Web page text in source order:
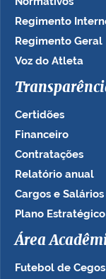
Regimento
Regimento Geral
Voz do Atleta
Certidões
Financeiro
Contratações
Relatório anual
Cargos e Salários
Plano Estratégico
Área
Futebol de Cegos